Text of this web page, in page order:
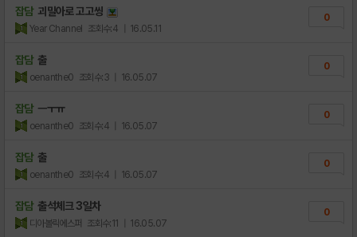
잡담 괴밀아로 고고씽
Year Channel 조회수:4 | 16.05.11
0
잡담 출
oenanthe0 조회수:3 | 16.05.07
0
잡담 ㅡㅜㅠ
oenanthe0 조회수:4 | 16.05.07
0
잡담 출
oenanthe0 조회수:4 | 16.05.07
0
잡담 출석체크 3일차
디아볼릭에스퍼 조회수:11 | 16.05.07
0